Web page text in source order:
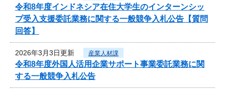
令和8年度インドネシア在住大学生のインターンシッ
プ受入支援委託業務に関する一般競争入札公告【質問
回答】
2026年3月3日更新 産業人材課
令和8年度外国人活用企業サポート事業委託業務に関
する一般競争入札公告